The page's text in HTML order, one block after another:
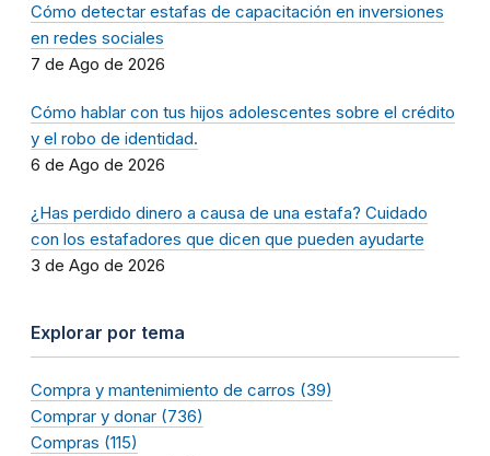
Cómo detectar estafas de capacitación en inversiones
en redes sociales
7 de Ago de 2026
Cómo hablar con tus hijos adolescentes sobre el crédito
y el robo de identidad.
6 de Ago de 2026
¿Has perdido dinero a causa de una estafa? Cuidado
con los estafadores que dicen que pueden ayudarte
3 de Ago de 2026
Explorar por tema
Compra y mantenimiento de carros (39)
Comprar y donar (736)
Compras (115)